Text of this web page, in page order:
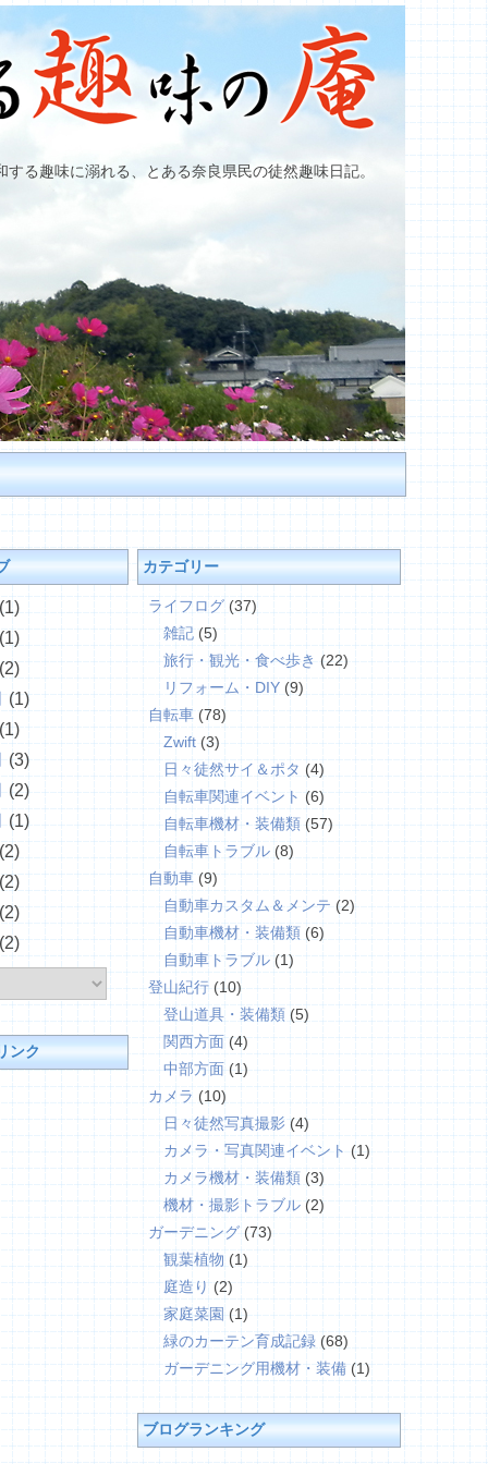
する趣味に溺れる、とある奈良県民の徒然趣味日記。
(1)
(3)
(2)
(1)
ンク
カテゴリー
ライフログ (37)
雑記 (5)
旅行・観光・食べ歩き (22)
リフォーム・DIY (9)
自転車 (78)
Zwift (3)
日々徒然サイ＆ポタ (4)
自転車関連イベント (6)
自転車機材・装備類 (57)
自転車トラブル (8)
自動車 (9)
自動車カスタム＆メンテ (2)
自動車機材・装備類 (6)
自動車トラブル(1)
登山紀行 (10)
登山道具・装備類 (5)
関西方面(4)
中部方面(1)
カメラ (10)
日々徒然写真撮影 (4)
カメラ・写真関連イベント (1)
カメラ機材・装備類 (3)
機材・撮影トラブル (2)
ガーデニング(73)
観葉植物 (1)
庭造り (2)
家庭菜園(1)
緑のカーテン育成記録 (68)
ガーデニング用機材・装備 (1)
ブログランキング